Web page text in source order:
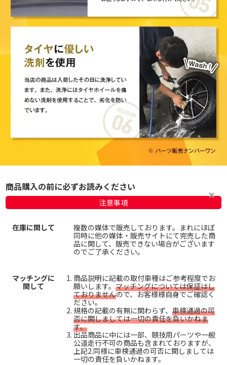
商品購入の前に必ずお読みください
注意事項
在庫に関して
複数の媒体で販売しております。まれにほぼ
同時に他の媒体・販売サイトにて完売した商
品に関して、販売できない場合がございます
のでご了承ください。
マッチングに
関して
商品説明に記載の取付車種はご参考程度でお
願いします。 マッチングについては保証はし
ておりませんので、お客様様自身でご確認く
ださい。
規格の記載の有無に関わらず、 車検通過の可
否に関しましては一切の責任を負いかねま
す。
出品商品に中には一部、競技用パーツや一般
公道走行不可の商品も含まれておりますが、
上記2.同様に車検通過の可否に関しましては
一切の責任を負いかねます。